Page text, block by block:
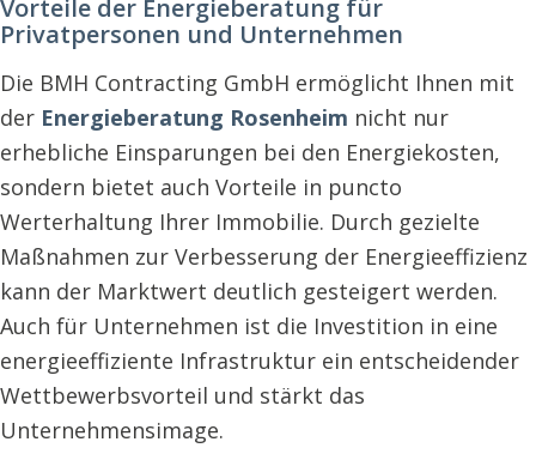
Vorteile der Energieberatung für
Privatpersonen und Unternehmen
Die BMH Contracting GmbH ermöglicht Ihnen mit
der Energieberatung Rosenheim nicht nur
erhebliche Einsparungen bei den Energiekosten,
sondern bietet auch Vorteile in puncto
Werterhaltung Ihrer Immobilie. Durch gezielte
Maßnahmen zur Verbesserung der Energieeffizienz
kann der Marktwert deutlich gesteigert werden.
Auch für Unternehmen ist die Investition in eine
energieeffiziente Infrastruktur ein entscheidender
Wettbewerbsvorteil und stärkt das
Unternehmensimage.